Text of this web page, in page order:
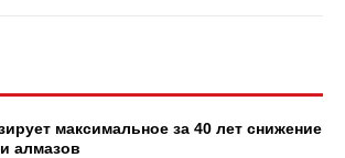
максимальное за 40 лет снижение
алмазов